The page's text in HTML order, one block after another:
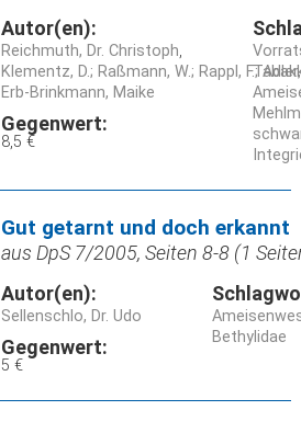
Autor(en):
Reichmuth, Dr. Christoph
Klementz, D.; Raßmann, W.; Rappl, F.;
Erb-Brinkmann, Maike
Gegenwert:
8,5 €
Gut getarnt und doch erkannt
aus DpS 7/2005, Seiten 8-8 (1
Autor(en):
Sellenschlo, Dr. Udo
Gegenwert:
5 €
Bethylidae